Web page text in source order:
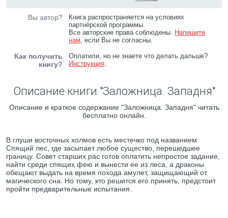
Вы автор?
Книга распространяется на условиях
партнёрской программы.
Все авторские права соблюдены. Напишите
нам, если Вы не согласны.
Как получить
книгу?
Оплатили, но не знаете что делать дальше?
Инструкция.
Описание книги "Заложница. Западня"
Описание и краткое содержание "Заложница. Западня" читать
бесплатно онлайн.
В глуши восточных холмов есть местечко под названием
Спящий лес, где засыпает любое существо, перешедшее
границу. Совет старших рас готов оплатить непростое задание,
найти среди спящих фею и вынести ее из леса, а драконы
обещают выдать на время похода амулет, защищающий от
магического сна. Но тому, кто решится его принять, предстоит
пройти предварительные испытания.